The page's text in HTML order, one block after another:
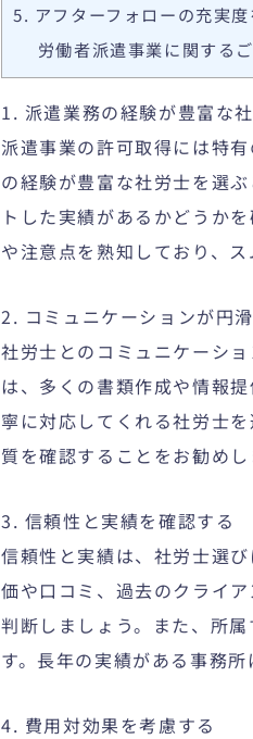
5. アフターフォローの充実度
労働者派遣事業に関する
1. 派遣業務の経験が豊富な
派遣事業の許可取得には特
の経験が豊富な社労士を選
トした実績があるかどうか
や注意点を熟知しており、
2. コミュニケーションが円
社労士とのコミュニケーシ
は、多くの書類作成や情報
寧に対応してくれる社労士
質を確認することをお勧めし
3. 信頼性と実績を確認する
信頼性と実績は、社労士選
価や口コミ、過去のクライ
判断しましょう。また、所
す。長年の実績がある事務所
4. 費用対効果を考慮する